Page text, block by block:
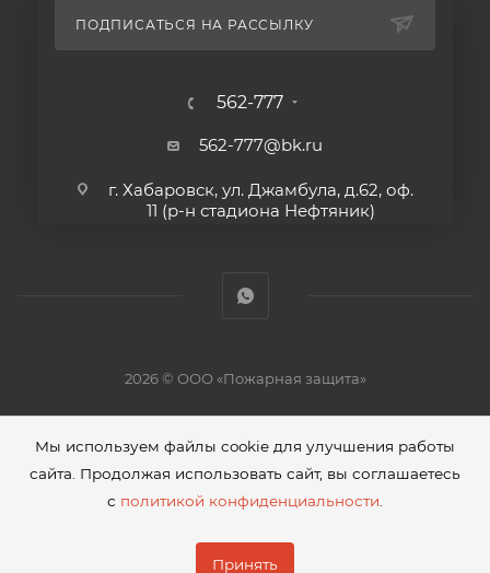
Мы используем файлы cookie для улучшения работы
сайта. Продолжая использовать сайт, вы соглашаетесь
с политикой конфиденциальности
Принять
ПОДПИСАТЬСЯ НА РАССЫЛКУ
562-777
562-777@bk.ru
г. Хабаровск, ул. Джамбула, д.62, оф.
11 (р-н стадиона Нефтяник)
2026 © ООО «Пожарная защита»
Сделано в